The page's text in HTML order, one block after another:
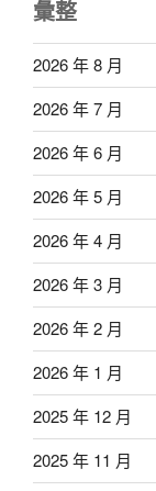
彙整
2026 年 8 月
2026 年 7 月
2026 年 6 月
2026 年 5 月
2026 年 4 月
2026 年 3 月
2026 年 2 月
2026 年 1 月
2025 年 12 月
2025 年 11 月